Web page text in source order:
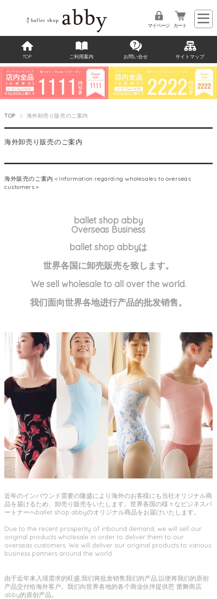
マイページ カート
TOP ご利用案内 お問い合せ サイトマップ
TOP 海外卸売り販売のご案内
海外卸売り販売のご案内
海外販売のご案内＜Information regarding wholesales to overseas
customers＞
ballet shop abby
Overseas Business
ballet shop abbyは
世界各国に卸売販売を致します。
We sell wholesale to all over the world.
我们面向世界各地进行产品的批发销售。
近年のインバウンド需要の隆盛により海外のお客様にも当社オリジナル商
品を届けるため、卸売り販売をいたします。世界各国の様々なビジネスパ
ートナーへballet shop abbyのオリジナル商品をお届けいたします。
Due to the recent prosperity of inbound demand, we will sell our
original products wholesale in order to deliver them to our
overseas customers. We will deliver our original products to various
business partners around the world.
由于近年来入境需求的旺盛,我们将批发销售我们的产品,以便将我们的原创
产品交付给海外客户。我们向世界各地的各个商业伙伴提供芭 蕾舞商店
abby的原创产品。